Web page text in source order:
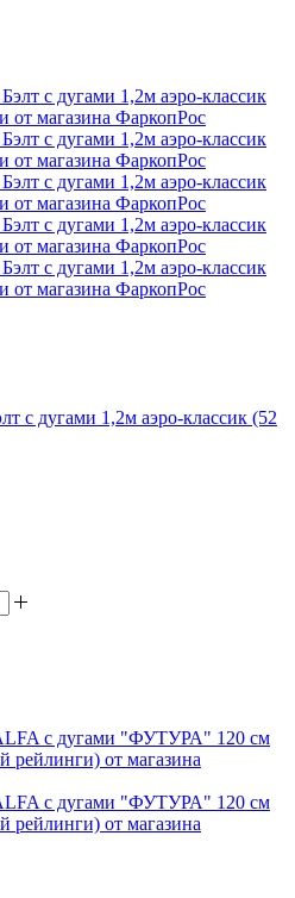
с дугами 1,2м аэро-классик (52